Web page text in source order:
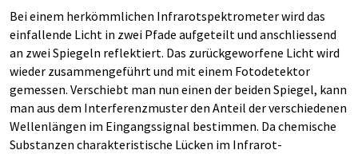
Bei einem herkömmlichen Infrarotspektrometer wird das
einfallende Licht in zwei Pfade aufgeteilt und anschliessend
an zwei Spiegeln reflektiert. Das zurückgeworfene Licht wird
wieder zusammengeführt und mit einem Fotodetektor
gemessen. Verschiebt man nun einen der beiden Spiegel, kann
man aus dem Interferenzmuster den Anteil der verschiedenen
Wellenlängen im Eingangssignal bestimmen. Da chemische
Substanzen charakteristische Lücken im Infrarot-